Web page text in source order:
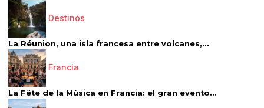
Destinos
La Réunion, una isla francesa entre volcanes,...
Francia
La Fête de la Música en Francia: el gran evento...